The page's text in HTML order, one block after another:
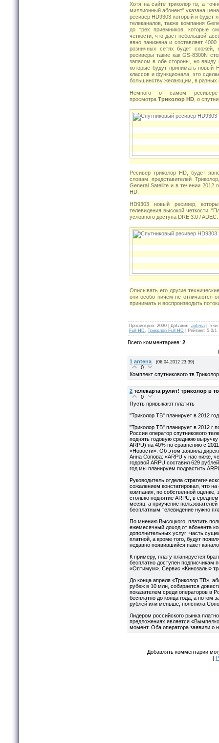
Хотя на сайте триколор тв, а
миллионный абонент" указана
ресивер HD9303 который и будет
телеканалов, также компания
до трех приемников, которые
четкости, что даст небольшой
явно занижена и составляет
розничных сетях будет
ресиверы такие как GS-8300N
запасом в обе стороны, но ввиду
которые будут принимать новый
классов и функционала, это
большинству желающим, в разных
Немного о самом
просмотра Триколор HD , о
Ресивер триколор HD, будет
словам представителей
General Satellite и в течении 2012
HD.
HD9303 новый ресивер,
телевидения высокой четкости,
условного доступа DRE 3.0 / ADEC.
Описывать его другие
они особо ничем не отличаются
принимать и воспроизводить
Просмотров: 2030 Добавил: antena Теги:
Full HD
Триколор Full HD Рейтинг: 5.0/1
Всего комментариев: 2
1 antena (06.04.2012 23:39)
0
Комплект спутникового тв
2 телекарта рулит! триколор в
0
Пусть привыкают платить
"Триколор ТВ" планирует в 2012
"Триколор ТВ" планирует в 2012 г
России оператор спутникового
поднять годовую среднюю
ARPU) на 40% по сравнению с
«Новости». Об этом заявила
Анна Сопова: «ARPU у нас ниже,
годовой ARPU составил 629
год мы планируем подрастить
Руководитель отдела
сожалением констатировал, что
компания, по собственной оценке,
столько поднятие ARPU, в
месяц, а приучение
бесплатным телевидение нужно
По мнению Высоцкого, платить
ежемесячный доход от абонента
дополнительных услуг: часть
платной, а кроме того, будут
недавно появившийся пакет
К примеру, плату планируется
бесплатно доступен подписчикам
«Оптимум». Сервис «Кинозалы»
До конца апреля «Триколор ТВ»,
рубеж в 10 млн, собирается
показателем среди операторов в
бесплатно до конца года, а потом
рублей или меньше, пояснила
Лидером российского рынка
предложениях является
момент. Оба оператора заявили о
Добавлять комментарии
[